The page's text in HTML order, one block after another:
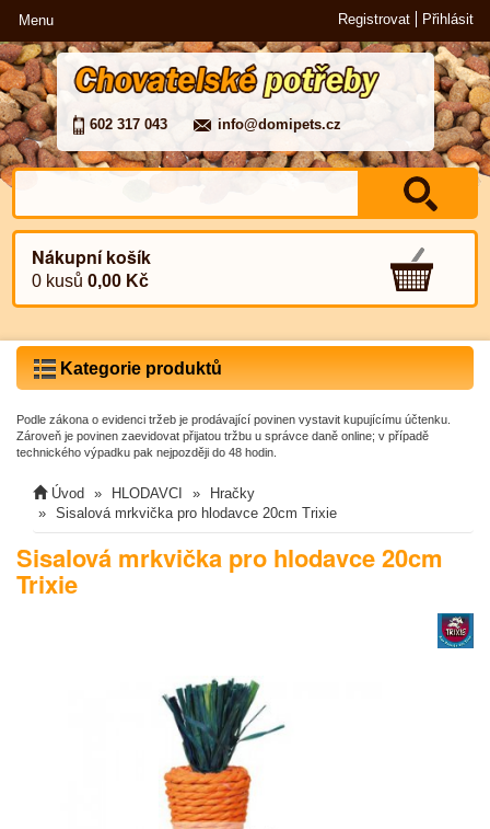
Menu Registrovat Přihlásit
602 317 043 info@domipets.cz
Nákupní košík
0 kusů0,00 Kč
Kategorie produktů
Podle zákona o evidenci tržeb je prodávající povinen vystavit kupujícímu účtenku.
Zároveň je povinen zaevidovat přijatou tržbu u správce daně online; v případě
technického výpadku pak nejpozději do 48 hodin.
Úvod HLODAVCI
Hračky
Sisalová mrkvička pro hlodavce 20cm Trixie
Sisalová mrkvička pro hlodavce 20cm
Trixie